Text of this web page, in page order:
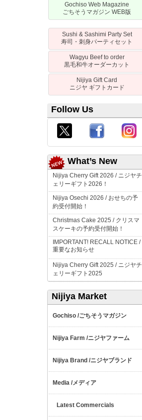
Gochiso Web Magazine
ごちそうマガジン WEB版
Sushi & Sashimi Party Set
寿司・刺身パーティセット
Wagyu Beef to order
黒毛和牛オーダーカット
Nijiya Gift Card
ニジヤ ギフトカード
Follow Us
What’s New
Nijiya Cherry Gift 2026 / ニジヤチ
ェリーギフト 2026！
Nijiya Osechi 2026 / おせちの予
約受付開始！
Christmas Cake 2025 / クリスマ
スケーキの予約受付開始！
IMPORTANT! RECALL NOTICE /
重要なお知らせ
Nijiya Cherry Gift 2025 / ニジヤチ
ェリーギフト 2025
Nijiya Market
Gochiso /ごちそうマガジン
Nijiya Farm /ニジヤファーム
Nijiya Brand /ニジヤブランド
Media / メディア
Latest Commercials